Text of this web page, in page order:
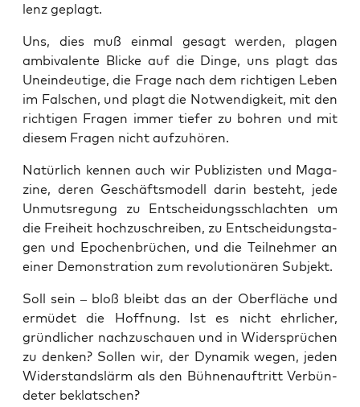
lenz geplagt.
Uns, dies muß ein­mal gesagt wer­den, pla­gen
ambi­va­len­te Bli­cke auf die Din­ge, uns plagt das
Unein­deu­ti­ge, die Fra­ge nach dem rich­ti­gen Leben
im Fal­schen, und plagt die Not­wen­dig­keit, mit den
rich­ti­gen Fra­gen immer tie­fer zu boh­ren und mit
die­sem Fra­gen nicht aufzuhören.
Natür­lich ken­nen auch wir Publi­zis­ten und Maga­
zi­ne, deren Geschäfts­mo­dell dar­in besteht, jede
Unmuts­re­gung zu Ent­schei­dungs­schlach­ten um
die Frei­heit hoch­zu­schrei­ben, zu Ent­schei­dungs­ta­
gen und Epo­chen­brü­chen, und die Teil­neh­mer an
einer Demons­tra­ti­on zum revo­lu­tio­nä­ren Subjekt.
Soll sein – bloß bleibt das an der Ober­flä­che und
ermü­det die Hoff­nung. Ist es nicht ehr­li­cher,
gründ­li­cher nach­zu­schau­en und in Wider­sprü­chen
zu den­ken? Sol­len wir, der Dyna­mik wegen, jeden
Wider­stands­lärm als den Büh­nen­auf­tritt Ver­bün­
de­ter beklatschen?